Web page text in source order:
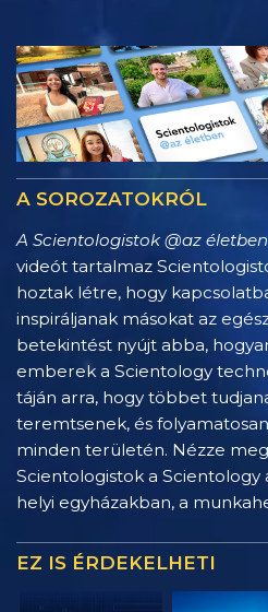
A SOROZATOKRÓL
A Scientologistok @az életben
videót tartalmaz
hoztak létre, hogy
inspiráljanak másokat az
betekintést nyújt abba,
emberek a Scientology
táján arra, hogy többet
teremtsenek, és
minden területén. Nézze
Scientologistok a
helyi egyházakban, a
EZ IS ÉRDEKELHETI